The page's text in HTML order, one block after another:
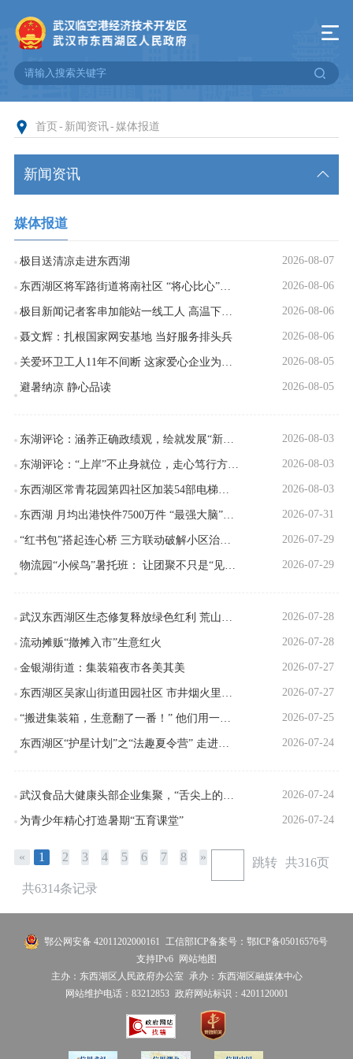
首页- 新闻资讯- 媒体报道
新闻资讯
临空港新闻
社会民生
机关作风
新闻轶事
媒体报道
极目送清凉走进东西湖 2026-08-07
2026-08-06
2026-08-06
聂文辉：扎根国家网安基地 当好服务排头兵 2026-08-06
2026-08-05
避暑纳凉 静心品读 2026-08-05
2026-08-03
2026-08-03
2026-08-03
2026-07-31
2026-07-29
2026-07-29
2026-07-28
流动摊贩“撤摊入市”生意红火 2026-07-28
金银湖街道：集装箱夜市各美其美 2026-07-27
2026-07-27
2026-07-25
2026-07-24
2026-07-24
为青少年精心打造暑期“五育课堂” 2026-07-24
« 1 2 3 4 5 6 7 8 » 跳转 共316页
共6314条记录
鄂公网安备 42011202000161
工信部ICP备案号：鄂ICP备05016576号
支持IPv6 网站地图
主办：东西湖区人民政府办公室
承办：东西湖区融媒体中心
网站维护电话：83212853 政府网站标识：4201120001